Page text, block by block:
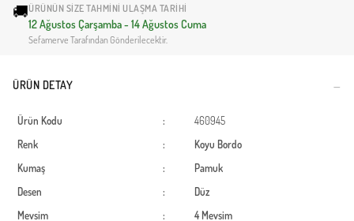
🚚ÜRÜNÜN SIZE TAHMINI ULAŞMA TARIHI
12 Ağustos Çarşamba - 14 Ağustos Cuma
Sefamerve Tarafından Gönderilecektir.
ÜRÜN DETAY
Ürün Kodu :
460945
Renk
:
Koyu Bordo
Kumaş
:
Pamuk
Desen
:
Düz
Mevsim
: 4 Mevsim